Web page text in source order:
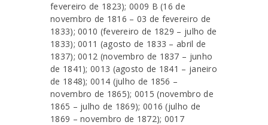
fevereiro de 1823); 0009 B (16 de
novembro de 1816 – 03 de fevereiro de
1833); 0010 (fevereiro de 1829 – julho de
1833); 0011 (agosto de 1833 – abril de
1837); 0012 (novembro de 1837 – junho
de 1841); 0013 (agosto de 1841 – janeiro
de 1848); 0014 (julho de 1856 –
novembro de 1865); 0015 (novembro de
1865 – julho de 1869); 0016 (julho de
1869 – novembro de 1872); 0017